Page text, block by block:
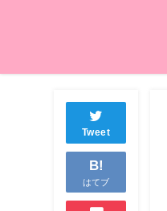
Tweet
B!
はてブ